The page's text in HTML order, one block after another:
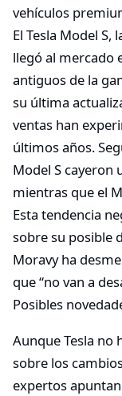
vehículos
El Tesla Model S,
llegó al mercado
antiguos de la
su última
ventas han
últimos años.
Model S cayeron
mientras que el
Esta tendencia
sobre su posible
Moravy ha
que “no van a
Posibles
Aunque Tesla no
sobre los
expertos